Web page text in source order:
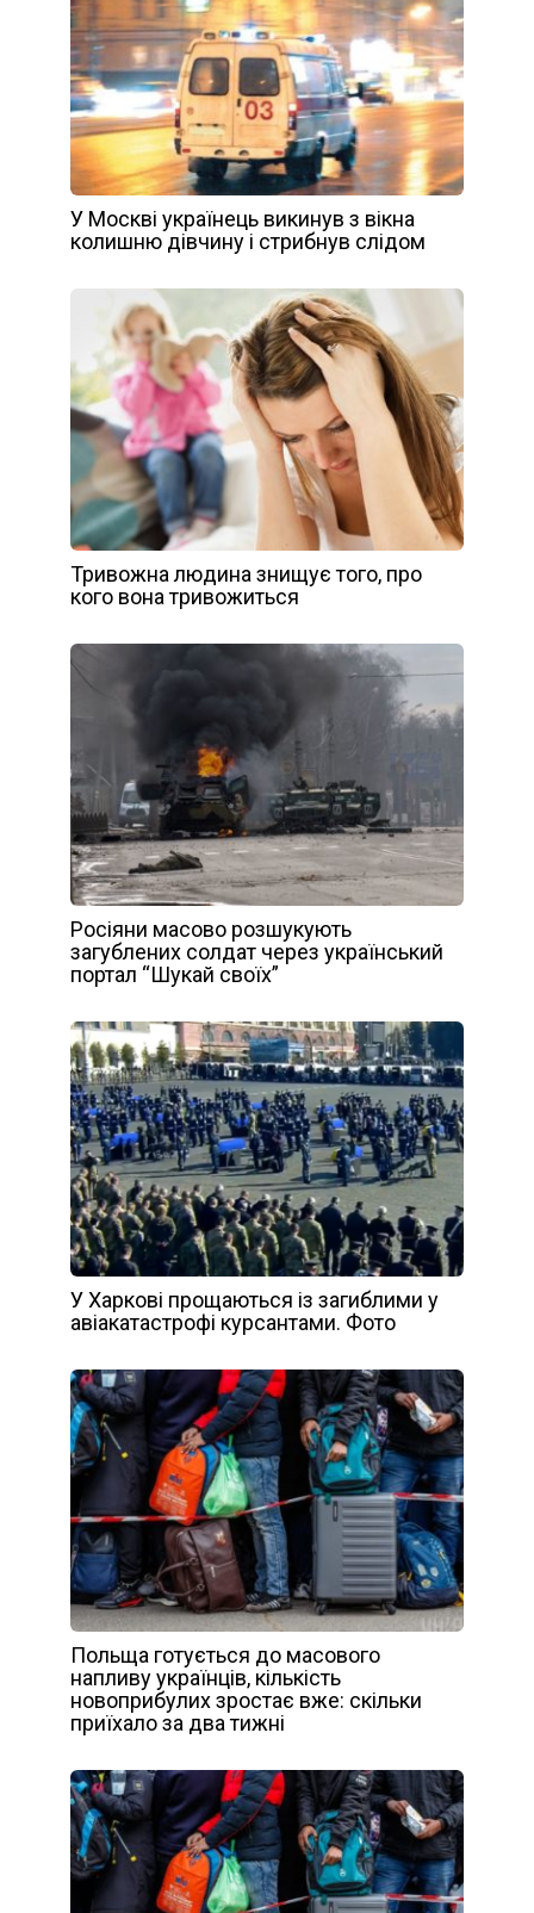
У Москві українець викинув з вікна
колишню дівчину і стрибнув слідом
Тривожна людина знищує того, про
кого вона тривожиться
Росіяни масово розшукують
загублених солдат через український
портал “Шукай своїх”
У Харкові прощаються із загиблими у
авіакатастрофі курсантами. Фото
Польща готується до масового
напливу українців, кількість
новоприбулих зростає вже: скільки
приїхало за два тижні